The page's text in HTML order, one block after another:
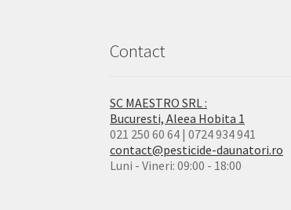
Contact
SC MAESTRO SRL :
Bucuresti, Aleea Hobita 1
021 250 60 64 | 0724 934 941
contact@pesticide-daunatori.ro
Luni - Vineri: 09:00 - 18:00